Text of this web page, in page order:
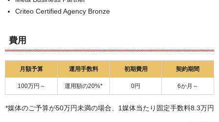
Criteo Certified Agency Bronze
費用
月額予算 運用手数料 初期費用 契約期間
100万円～ 運用額の20%* 0円 6か月～
*媒体のご予算が50万円未満の場合、1媒体当たり固定手数料8.3万円